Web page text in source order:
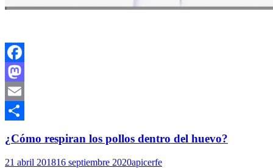
Facebook
Mastodon
Email
¿Cómo respiran los pollos dentro del huevo?
21 abril 201816 septiembre 2020apicerfe